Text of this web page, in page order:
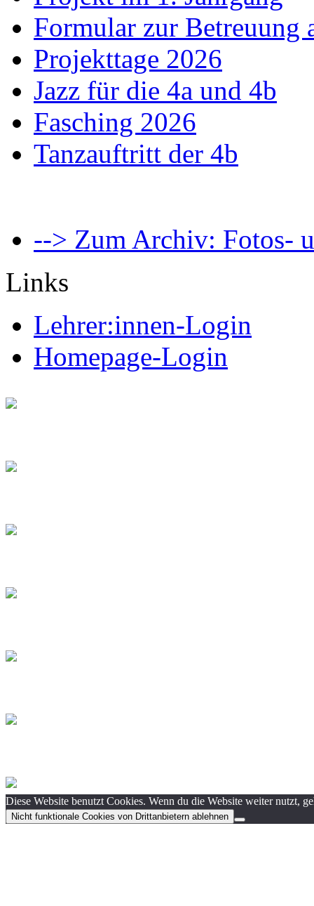
Formular zur Betreuung
Projekttage 2026
Jazz für die 4a und 4b
Fasching 2026
Tanzauftritt der 4b
--> Zum Archiv: Fotos-
Links
Lehrer:innen-Login
Homepage-Login
Diese Website benutzt Cookies. Wenn du die Website weiter nutzt,
Nicht funktionale Cookies von Drittanbietern ablehnen